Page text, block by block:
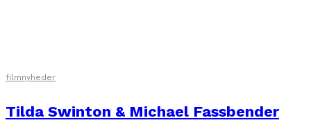
filmnyheder
Tilda Swinton & Michael Fassbender